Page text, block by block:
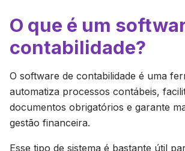
O que é um
contabilidade?
O software de contabilidade é uma
automatiza processos contábeis,
documentos obrigatórios e garante
gestão financeira.
Esse tipo de sistema é bastante útil